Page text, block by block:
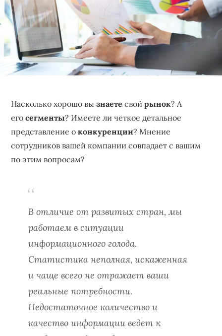
развития
бизнеса,
создающее
устойчивые
конкурентные
преимущества.
Насколько хорошо вызнаете свойрынок? А
егосегменты? Имеете ли четкое детальное
представление оконкуренции? Мнение
сотрудников вашей компании совпадает с вашим
по этим вопросам?
В отличие от развитых стран, мы
работаем в ситуации
информационного голода.
Статистика неполная, искаженная
и чаще всего не отражает ваши
реальные потребности.
Недостаточное количество и
качество информации ведет к